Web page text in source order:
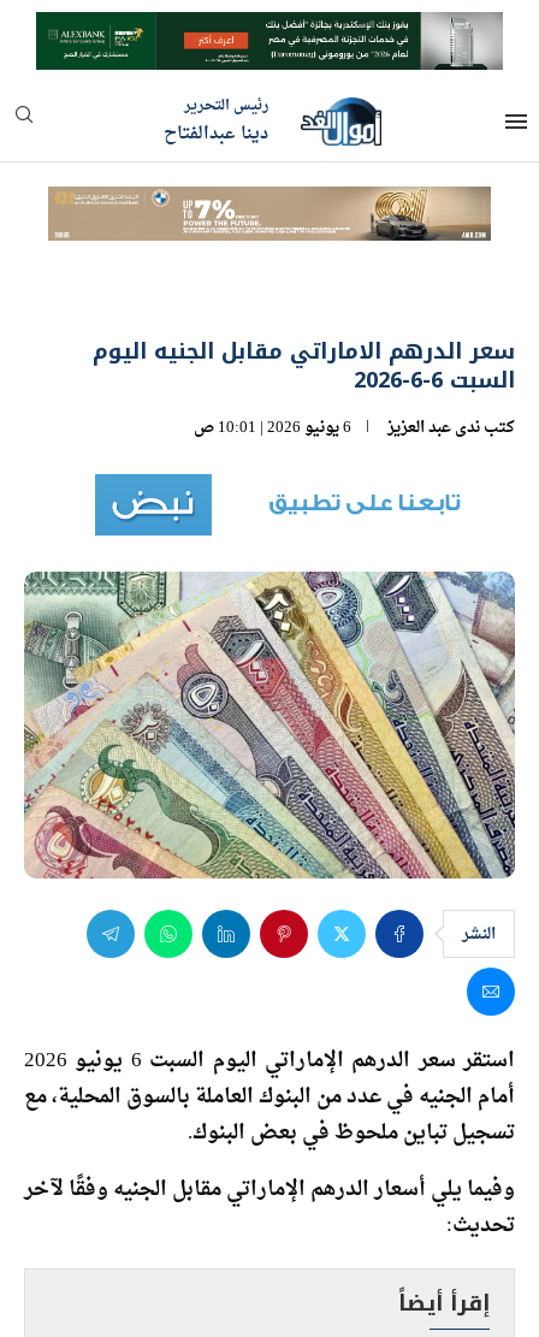
رئيس التحرير
دينا عبدالفتاح
سعر الدرهم الاماراتي مقابل الجنيه اليوم
السبت 6-6-2026
كتبندى عبد العزيز 6 يونيو 2026 | 10:01 ص
النشر
استقر سعر الدرهم الإماراتي اليوم السبت 6 يونيو 2026
أمام الجنيه في عدد من البنوك العاملة بالسوق المحلية، مع
تسجيل تباين ملحوظ في بعض البنوك.
وفيما يلي أسعار الدرهم الإماراتي مقابل الجنيه وفقًا لآخر
تحديث:
إقرأ أيضاً